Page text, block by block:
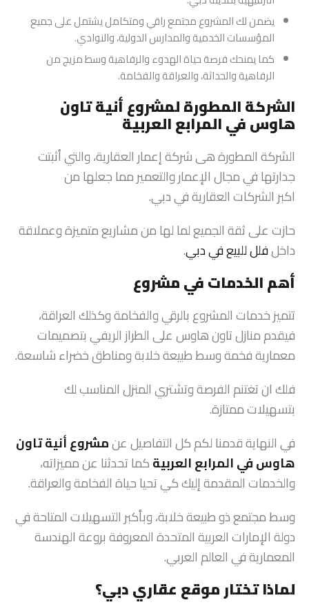
يضمن لك المشروع مجتمع راقي ومتكامل يشتمل على جميع
المؤسسات الخدمية والمدارس الدولية، والنوادي.
كما يمنحك فرصة حياة الهدوء والرفاهية وسط مزيج من
الرفاهية والحداثة، والعراقة والفخامة.
الشركة المطورة لمشروع أنية تاون
هاوس في المرابع العربية
الشركة المطورة هى شركة إعمار العقارية، والتي أثبتت
جدارتها في مجال الإعمار والتعمير مما جعلها من
اكبر الشركات العقارية في دبي.
حازت على ثقة الجميع لما لها من مشاريع متميزة وعملاقة
داخلفلل للبيع في دبي.
أهم الخدمات في مشروع
تتميز خدمات المشروع بالرقي والفخامة وكذلك العراقة،
فيقدم منازل تاون هاوس على الطراز الريفي بتصميمات
معمارية فخمة وسط طبيعة خلابة ومناطق خضراء شاسعة.
فلك ان تغتنم الفرصة وتشتري المنزل المناسب لك
بتسهيلات ممتازة.
في النهاية قدمنا لكم كل التفاصيل عنمشروعأنية تاون
هاوس في المرابع العربيةكما تحدثنا عن مميزاته،
والخدمات المقدمة إليك كي تحيا حياة الفخامة والعراقة.
وسط مجتمع ذو طبيعة خلابة، وبأكبر التسهيلات المتاحة في
دولة الإمارات العربية المتحدة المعروفة بروعة الهندسة
المعمارية في العالم العربي.
لماذا تختار موقع عقاري دبي؟